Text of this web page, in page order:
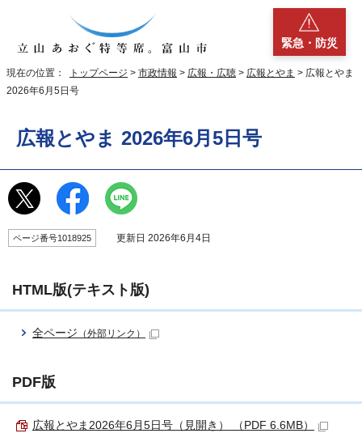
緊急・防災
現在の位置： トップページ > 市政情報 > 広報・広聴 > 広報とやま > 広報とやま
2026年6月5日号
広報とやま 2026年6月5日号
ページ番号1018925 更新日 2026年6月4日
HTML版(テキスト版)
全ページ （外部リンク）
PDF版
広報とやま2026年6月5日号（見開き） （PDF 6.6MB）